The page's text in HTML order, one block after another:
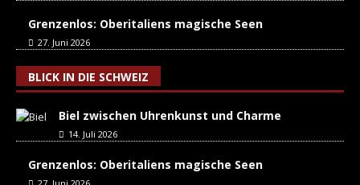
Grenzenlos: Oberitaliens magische Seen
27. Juni 2026
BLICK IN DIE SCHWEIZ
Biel zwischen Uhrenkunst und Charme
14. Juli 2026
Grenzenlos: Oberitaliens magische Seen